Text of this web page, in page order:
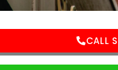
CALL